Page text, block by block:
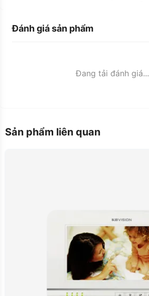
Đánh giá sản phẩm
Đang tải đánh giá...
Sản phẩm liên quan